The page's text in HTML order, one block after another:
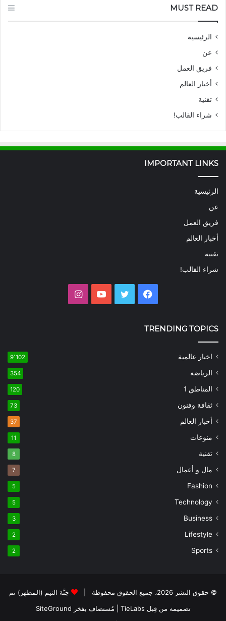
MUST READ
الرئيسية
عن
فريق العمل
أخبار العالم
تقنية
شراء القالب!
IMPORTANT LINKS
الرئيسية
عن
فريق العمل
أخبار العالم
تقنية
شراء القالب!
فيسبوك تويتر يوتيوب
TRENDING TOPICS
اخبار عالمية 9٬102
الرياضة 354
المناطق 1 120
ثقافة وفنون 73
أخبار العالم 37
منوعات 11
تقنية 8
مال و أعمال 7
Fashion
5
Technology
5
Business
3
Lifestyle
2
Sports
2
© حقوق النشر 2026، جميع الحقوق محفوظة |
جَنَّة الثيم (المظهر) تم
تصميمه من قِبل TieLabs
| مُستضاف بفخر SiteGround